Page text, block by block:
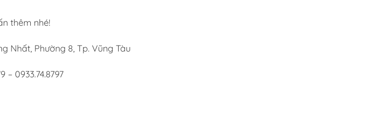
thêm nhé!
Nhất, Phường 8, Tp. Vũng Tàu
– 0933.74.8797